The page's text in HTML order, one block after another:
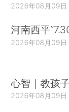
2026年08月09日
河南西平
2026年08月09日
心智｜教孩
2026年08月09日